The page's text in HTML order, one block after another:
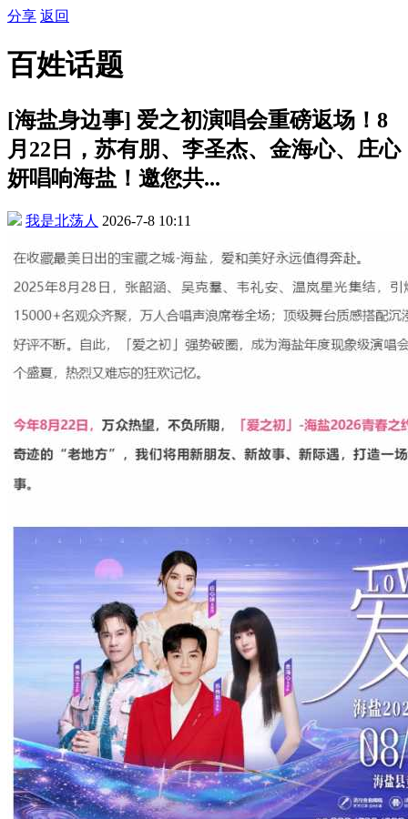
分享 返回
百姓话题
[海盐身边事] 爱之初演唱会重磅返场！8
月22日，苏有朋、李圣杰、金海心、庄心
妍唱响海盐！邀您共...
我是北荡人 2026-7-8 10:11